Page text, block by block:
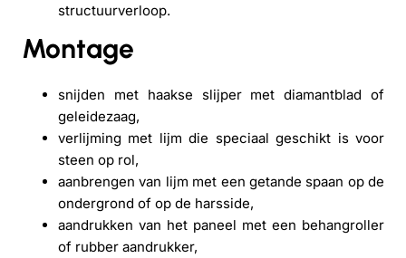
structuurverloop.
Montage
snijden met haakse slijper met diamantblad of
geleidezaag,
verlijming met lijm die speciaal geschikt is voor
steen op rol,
aanbrengen van lijm met een getande spaan op de
ondergrond of op de harsside,
aandrukken van het paneel met een behangroller
of rubber aandrukker,